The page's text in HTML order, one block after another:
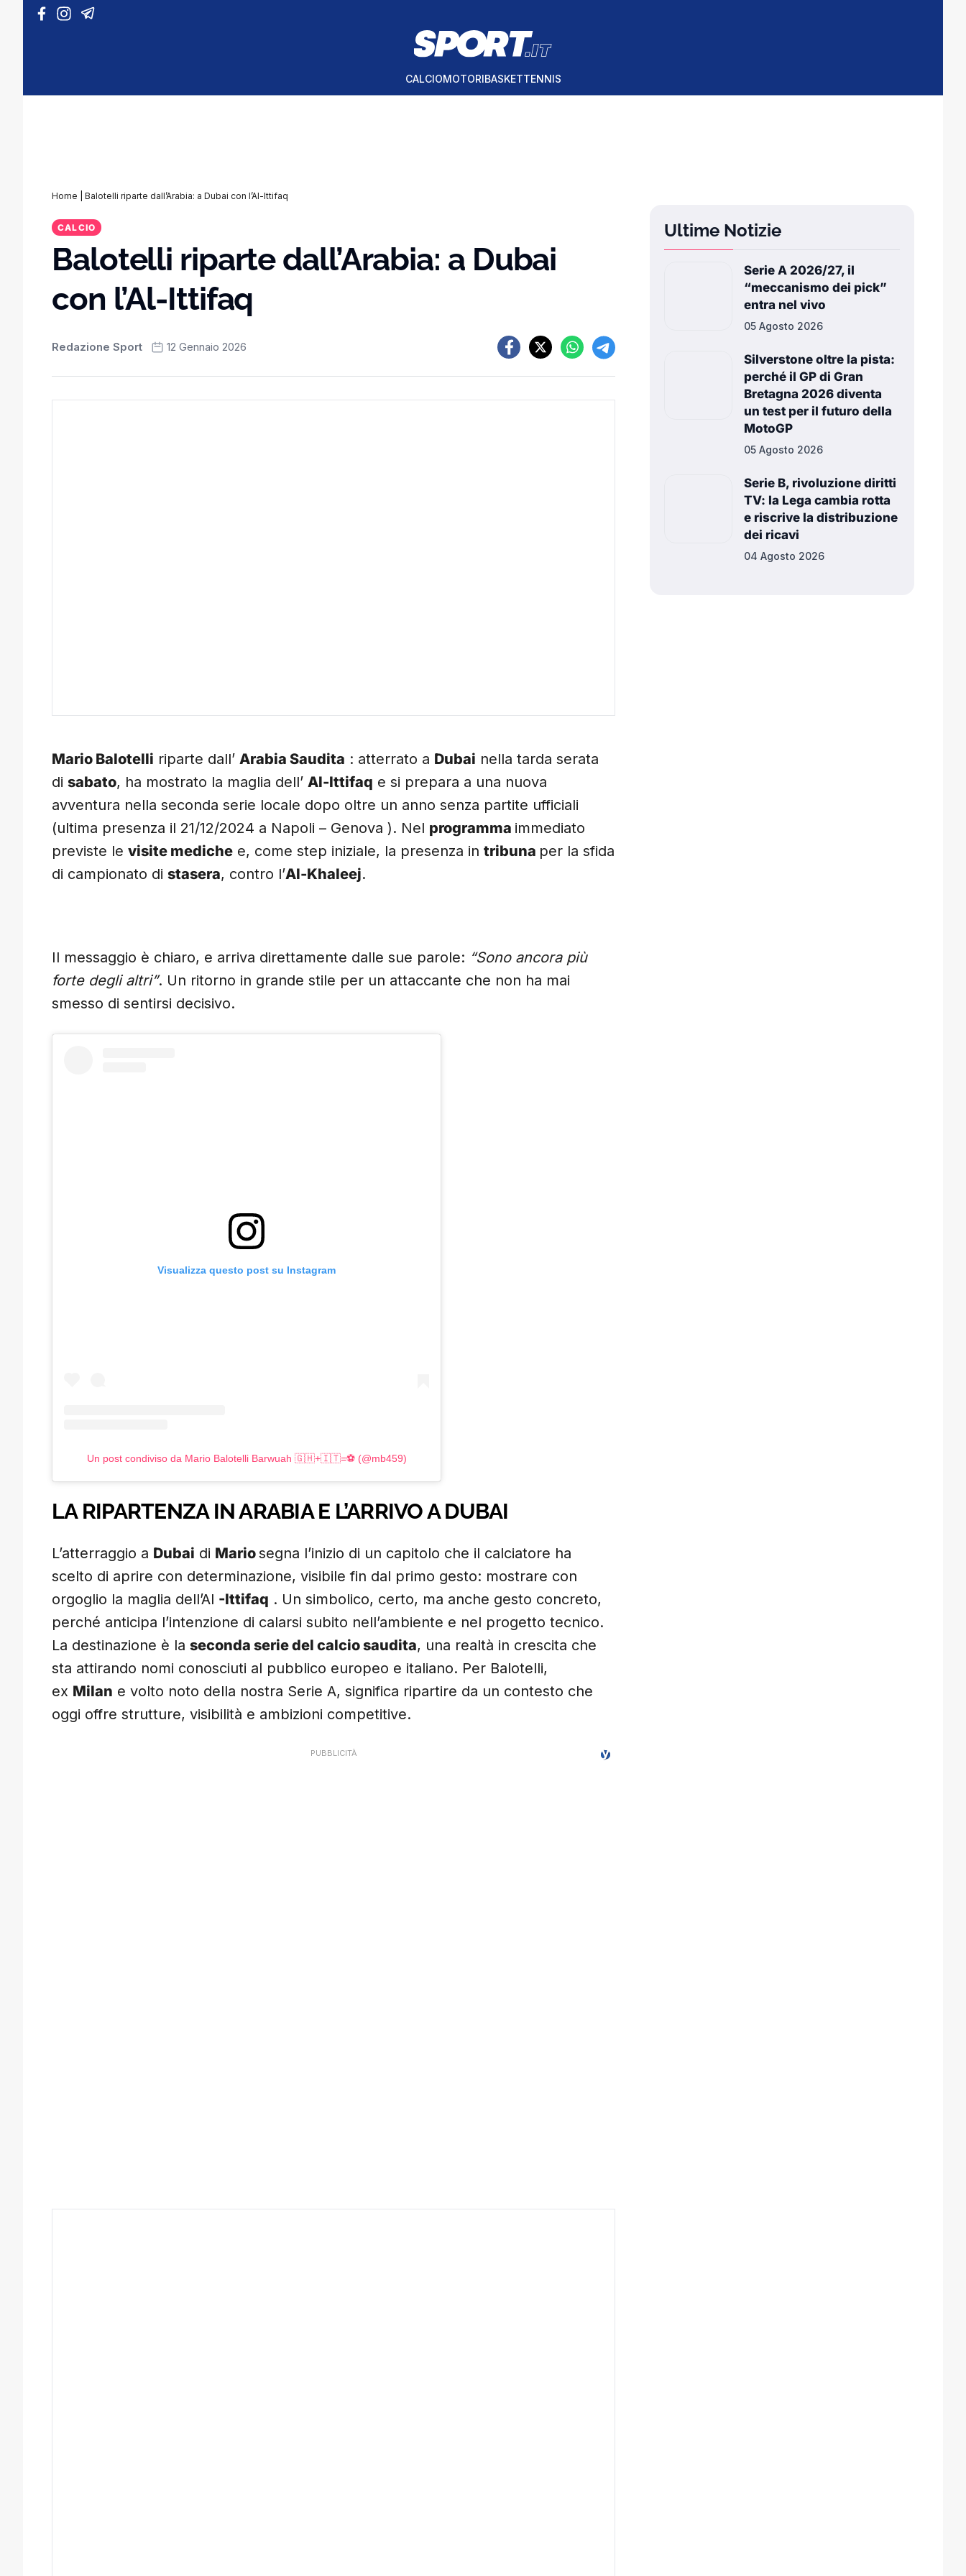
Vai al contenuto
CALCIOMOTORIBASKETTENNIS
Home Balotelli riparte dall’Arabia: a Dubai con l’Al-Ittifaq
CALCIO
Balotelli riparte dall’Arabia: a Dubai
con l’Al-Ittifaq
Redazione Sport 12 Gennaio 2026
Mario Balotelli riparte dall’ Arabia Saudita : atterrato a Dubai nella tarda serata
di sabato, ha mostrato la maglia dell’ Al-Ittifaq e si prepara a una nuova
avventura nella seconda serie locale dopo oltre un anno senza partite ufficiali
(ultima presenza il 21/12/2024 a Napoli – Genova ). Nel programma immediato
previste le visite mediche e, come step iniziale, la presenza in tribuna per la sfida
di campionato di stasera, contro l’Al-Khaleej.
Il messaggio è chiaro, e arriva direttamente dalle sue parole: “Sono ancora più
forte degli altri”. Un ritorno in grande stile per un attaccante che non ha mai
smesso di sentirsi decisivo.
Visualizza questo post su Instagram
Un post condiviso da Mario Balotelli Barwuah 🇬🇭+🇮🇹=⚽️ (@mb459)
LA RIPARTENZA IN ARABIA E L’ARRIVO A DUBAI
L’atterraggio a Dubai di Mariosegna l’inizio di un capitolo che il calciatore ha
scelto di aprire con determinazione, visibile fin dal primo gesto: mostrare con
orgoglio la maglia dell’Al -Ittifaq . Un simbolico, certo, ma anche gesto concreto,
perché anticipa l’intenzione di calarsi subito nell’ambiente e nel progetto tecnico.
La destinazione è la seconda serie del calcio saudita, una realtà in crescita che
sta attirando nomi conosciuti al pubblico europeo e italiano. Per Balotelli,
ex Milan e volto noto della nostra Serie A, significa ripartire da un contesto che
oggi offre strutture, visibilità e ambizioni competitive.
Ultime Notizie
Serie A 2026/27, il
“meccanismo dei pick”
entra nel vivo
05 Agosto 2026
Silverstone oltre la pista:
perché il GP di Gran
Bretagna 2026 diventa
un test per il futuro della
MotoGP
05 Agosto 2026
Serie B, rivoluzione diritti
TV: la Lega cambia rotta
e riscrive la distribuzione
dei ricavi
04 Agosto 2026